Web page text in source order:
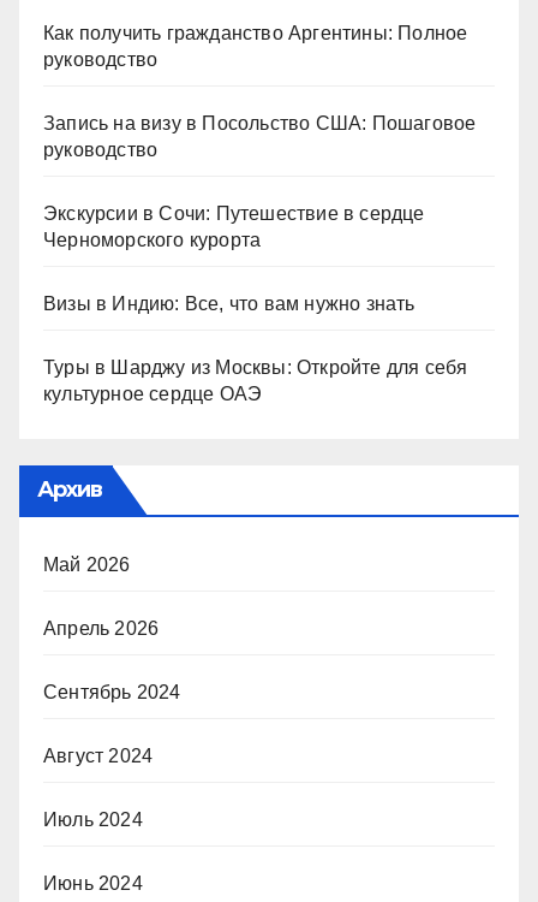
Как получить гражданство Аргентины: Полное
руководство
Запись на визу в Посольство США: Пошаговое
руководство
Экскурсии в Сочи: Путешествие в сердце
Черноморского курорта
Визы в Индию: Все, что вам нужно знать
Туры в Шарджу из Москвы: Откройте для себя
культурное сердце ОАЭ
Архив
Май 2026
Апрель 2026
Сентябрь 2024
Август 2024
Июль 2024
Июнь 2024